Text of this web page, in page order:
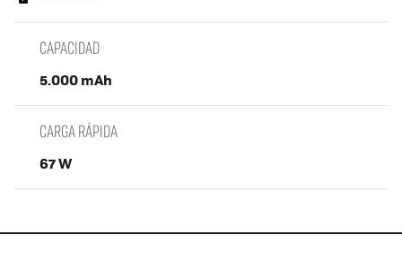
CAPACIDAD
5.000 mAh
CARGA RÁPIDA
67 W